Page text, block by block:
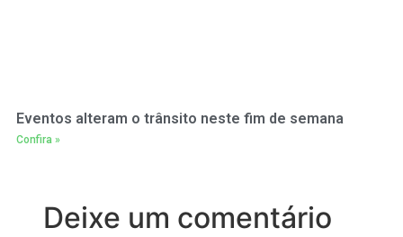
Eventos alteram o trânsito neste fim de semana
Confira »
Deixe um comentário